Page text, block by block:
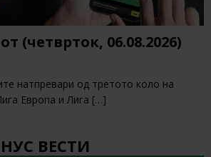
(четврток, 06.08.2026)
натпревари од третото коло на
Европа и Лига […]
ВЕСТИ